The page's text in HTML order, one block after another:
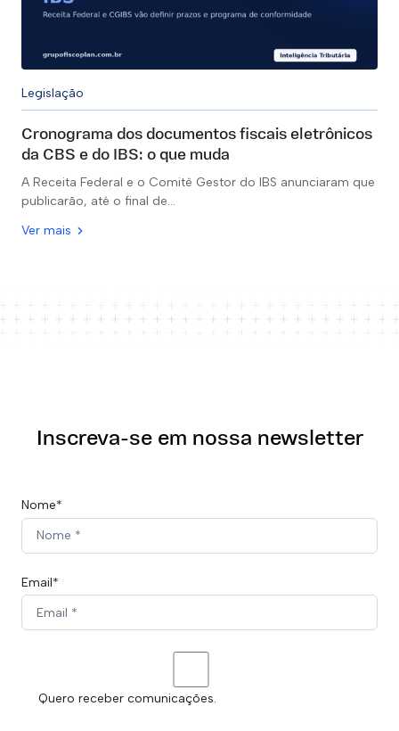
Equiparação Hospitalar - IRPJ/CSLL
Revisão da Base de INSS
FAP - Fator Acidentário de Prevenção
Assessoria Contábil
Legislação
Cronograma dos documentos fiscais eletrônicos
da CBS e do IBS: o que muda
A Receita Federal e o Comitê Gestor do IBS anunciaram que
publicarão, até o final de…
Ver mais
Inscreva-se em nossa newsletter
Nome*
Email*
Quero receber comunicações.